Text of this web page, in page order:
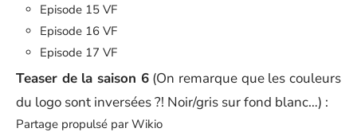
Episode 15 VF
Episode 16 VF
Episode 17 VF
Teaser de la saison 6(On remarque que les couleurs
du logo sont inversées ?! Noir/gris sur fond blanc…) :
Partage propulsé par Wikio